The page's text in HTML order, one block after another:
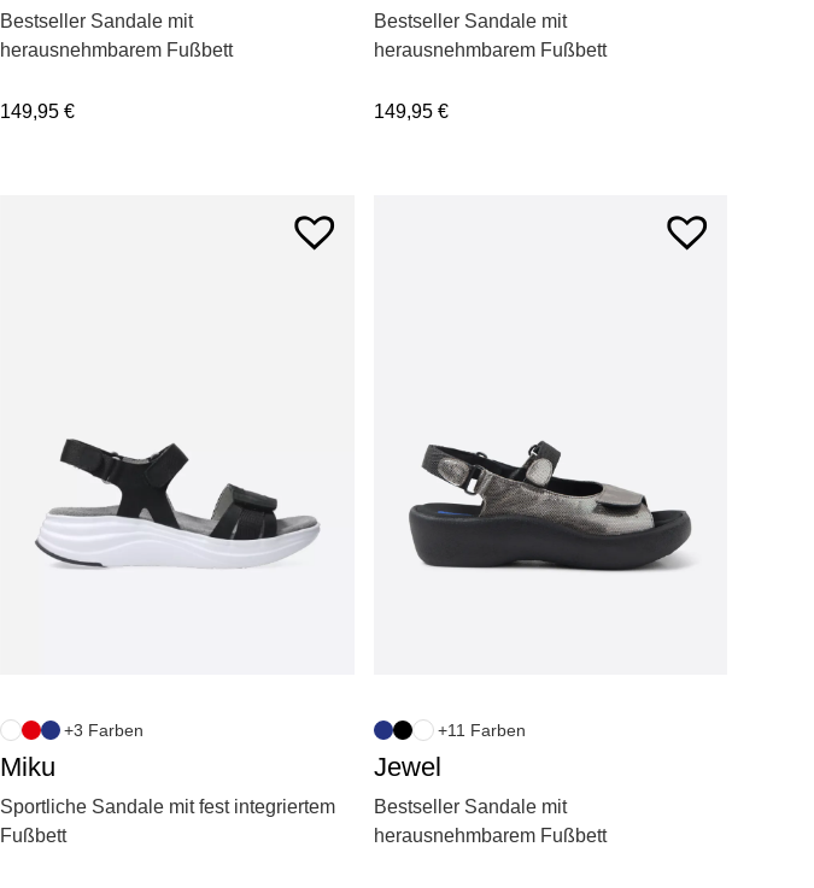
Bestseller Sandale mit
herausnehmbarem Fußbett
149,95€
Bestseller Sandale mit
herausnehmbarem Fußbett
149,95 €
+3 Farben
Miku
Sportliche Sandale mit fest integriertem
Fußbett
+11 Farben
Jewel
Bestseller Sandale mit
herausnehmbarem Fußbett